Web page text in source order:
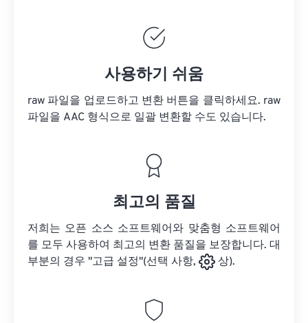
사용하기 쉬움
raw 파일을 업로드하고 변환 버튼을 클릭하세요. raw
파일을 AAC 형식으로 일괄 변환할 수도 있습니다.
최고의 품질
저희는 오픈 소스 소프트웨어와 맞춤형 소프트웨어
를 모두 사용하여 최고의 변환 품질을 보장합니다. 대
부분의 경우 "고급 설정"(선택 사항,
상).